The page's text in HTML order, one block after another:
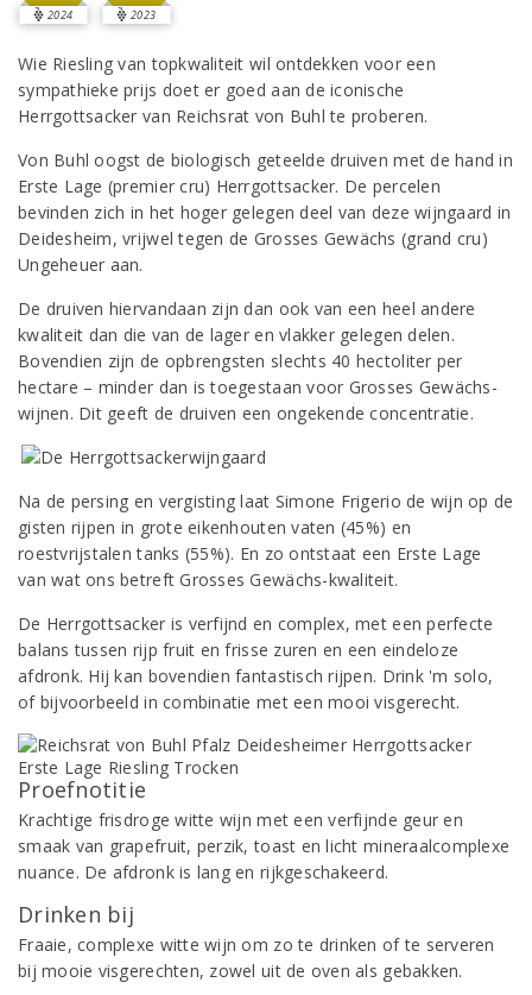
2024 2023
Wie Riesling van topkwaliteit wil ontdekken voor een
sympathieke prijs doet er goed aan de iconische
Herrgottsacker van Reichsrat von Buhl te proberen.
Von Buhl oogst de biologisch geteelde druiven met de hand in
Erste Lage (premier cru) Herrgottsacker. De percelen
bevinden zich in het hoger gelegen deel van deze wijngaard in
Deidesheim, vrijwel tegen de Grosses Gewächs (grand cru)
Ungeheuer aan.
De druiven hiervandaan zijn dan ook van een heel andere
kwaliteit dan die van de lager en vlakker gelegen delen.
Bovendien zijn de opbrengsten slechts 40 hectoliter per
hectare – minder dan is toegestaan voor Grosses Gewächs-
wijnen. Dit geeft de druiven een ongekende concentratie.
Na de persing en vergisting laat Simone Frigerio de wijn op de
gisten rijpen in grote eikenhouten vaten (45%) en
roestvrijstalen tanks (55%). En zo ontstaat een Erste Lage
van wat ons betreft Grosses Gewächs-kwaliteit.
De Herrgottsacker is verfijnd en complex, met een perfecte
balans tussen rijp fruit en frisse zuren en een eindeloze
afdronk. Hij kan bovendien fantastisch rijpen. Drink 'm solo,
of bijvoorbeeld in combinatie met een mooi visgerecht.
Proefnotitie
Krachtige frisdroge witte wijn met een verfijnde geur en
smaak van grapefruit, perzik, toast en licht mineraalcomplexe
nuance. De afdronk is lang en rijkgeschakeerd.
Drinken bij
Fraaie, complexe witte wijn om zo te drinken of te serveren
bij mooie visgerechten, zowel uit de oven als gebakken.